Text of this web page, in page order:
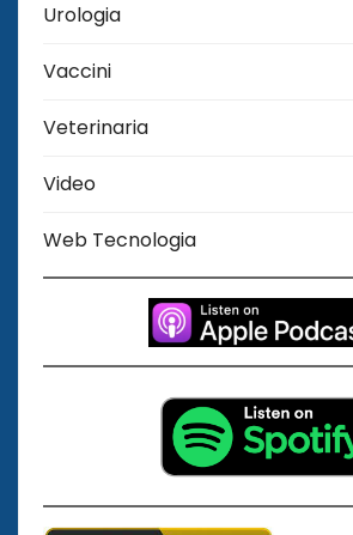
Urologia
Vaccini
Veterinaria
Video
Web Tecnologia